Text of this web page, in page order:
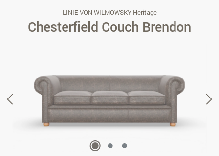
LINIE VON WILMOWSKY Heritage
Chesterfield Couch Brendon